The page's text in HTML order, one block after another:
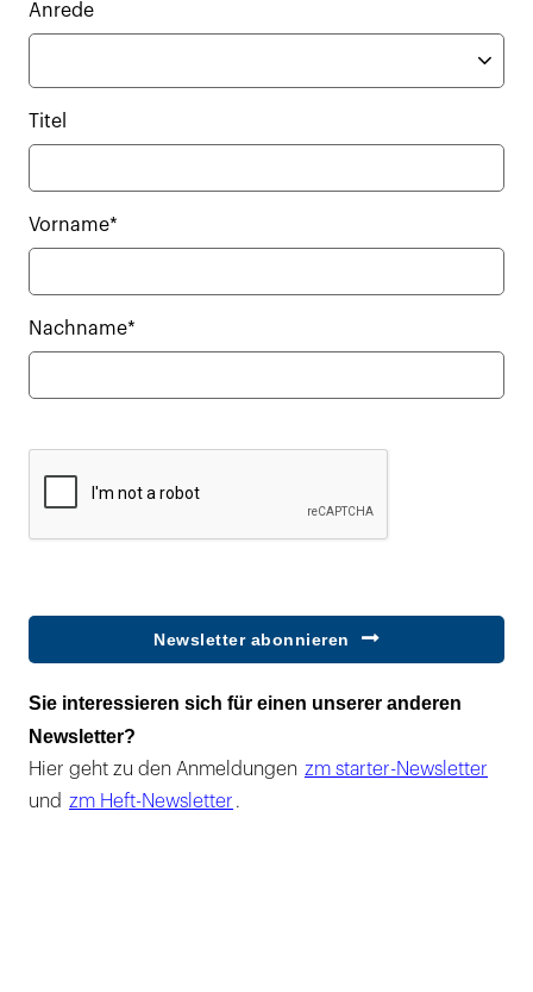
Anrede
Titel
Vorname*
Nachname*
Newsletter abonnieren
Sie interessieren sich für einen unserer anderen
Newsletter?
Hier geht zu den Anmeldungen zm starter-Newsletter
und zm Heft-Newsletter .